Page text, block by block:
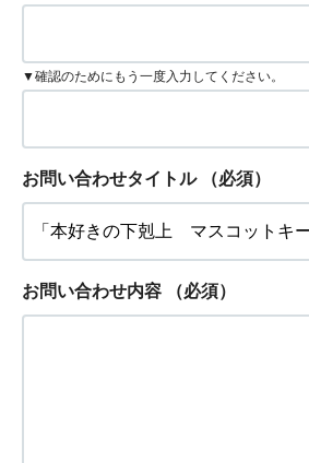
▼確認のためにもう一度入力してください。
お問い合わせタイトル （必須）
お問い合わせ内容 （必須）